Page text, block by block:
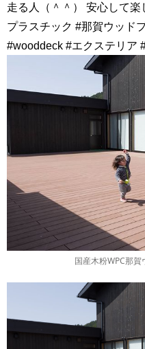
走る人（＾＾） 安心して
プラスチック #那賀ウッド
#wooddeck #エクステリア
国産木粉WPC那